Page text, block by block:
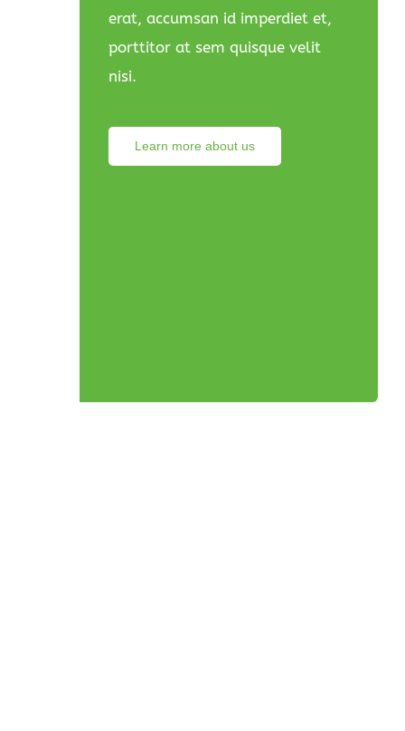
erat, accumsan id imperdiet et,
porttitor at sem quisque velit
nisi.
Learn more about us